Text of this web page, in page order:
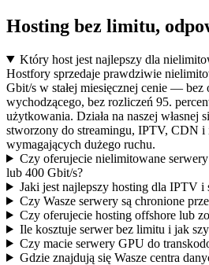
Hosting bez limitu,
Który host jest najlepszy dla
Hostfory sprzedaje prawdziwie
Gbit/s w stałej miesięcznej cenie — bez
wychodzącego, bez rozliczeń 95.
użytkowania. Działa na naszej własnej
stworzony do streamingu, IPTV, CDN i
wymagających dużego ruchu.
Czy oferujecie nielimitowane
lub 400 Gbit/s?
Jaki jest najlepszy hosting dla IPTV i
Czy Wasze serwery są chronione
Czy oferujecie hosting offshore lub
Ile kosztuje serwer bez limitu i jak
Czy macie serwery GPU do
Gdzie znajdują się Wasze centra